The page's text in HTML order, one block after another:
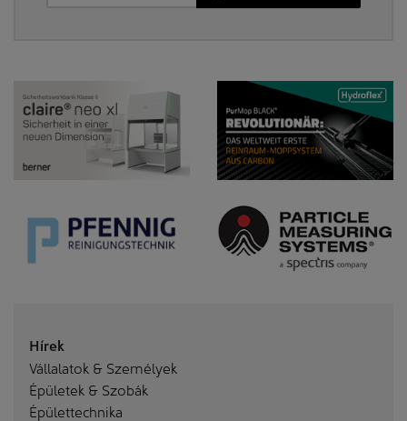
Hírek
Vállalatok & Személyek
Épületek & Szobák
Épülettechnika